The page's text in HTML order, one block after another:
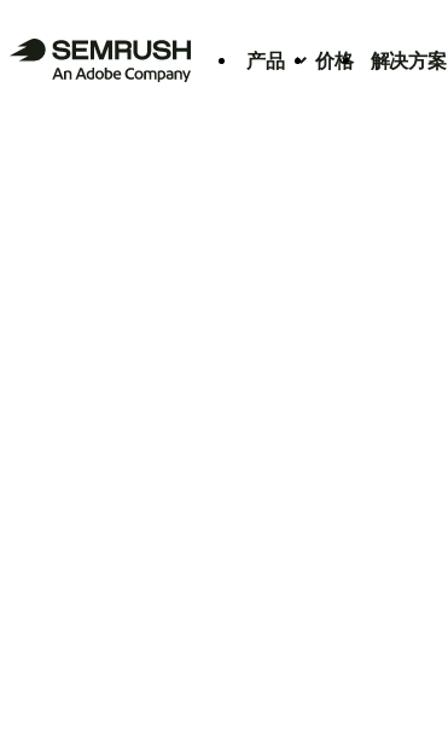
产品 价格 解决方案